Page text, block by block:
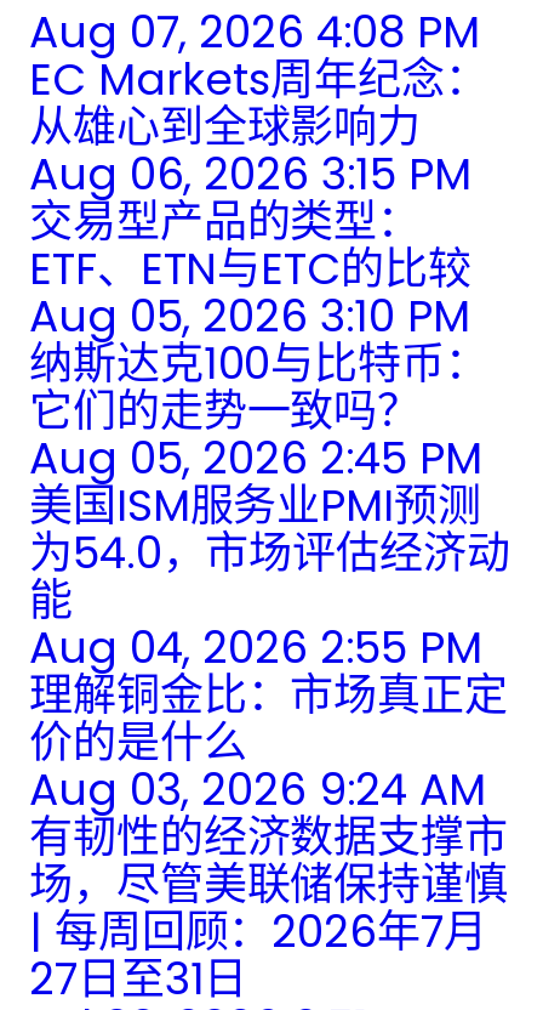
Aug 07, 2026 4:08 PM
EC Markets周年纪念：
从雄心到全球影响力
Aug 06, 2026 3:15 PM
交易型产品的类型：
ETF、ETN与ETC的比较
Aug 05, 2026 3:10 PM
纳斯达克100与比特币：
它们的走势一致吗？
Aug 05, 2026 2:45 PM
美国ISM服务业PMI预测
为54.0，市场评估经济动
能
Aug 04, 2026 2:55 PM
理解铜金比：市场真正定
价的是什么
Aug 03, 2026 9:24 AM
有韧性的经济数据支撑市
场，尽管美联储保持谨慎
| 每周回顾：2026年7月
27日至31日